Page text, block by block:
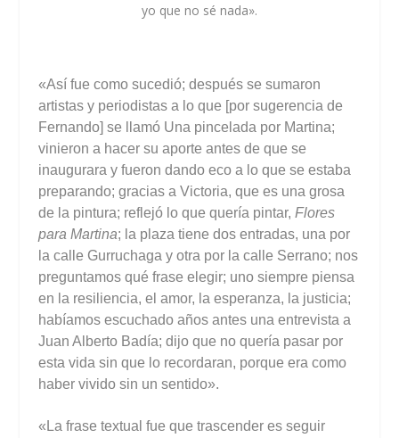
yo que no sé nada».
«Así fue como sucedió; después se sumaron
artistas y periodistas a lo que [por sugerencia de
Fernando] se llamó Una pincelada por Martina;
vinieron a hacer su aporte antes de que se
inaugurara y fueron dando eco a lo que se estaba
preparando; gracias a Victoria, que es una grosa
de la pintura; reflejó lo que quería pintar, Flores
para Martina; la plaza tiene dos entradas, una por
la calle Gurruchaga y otra por la calle Serrano; nos
preguntamos qué frase elegir; uno siempre piensa
en la resiliencia, el amor, la esperanza, la justicia;
habíamos escuchado años antes una entrevista a
Juan Alberto Badía; dijo que no quería pasar por
esta vida sin que lo recordaran, porque era como
haber vivido sin un sentido».
«La frase textual fue que trascender es seguir